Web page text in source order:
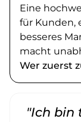
Eine
für Kunden,
besseres
macht
Wer zuerst
"Ich bin